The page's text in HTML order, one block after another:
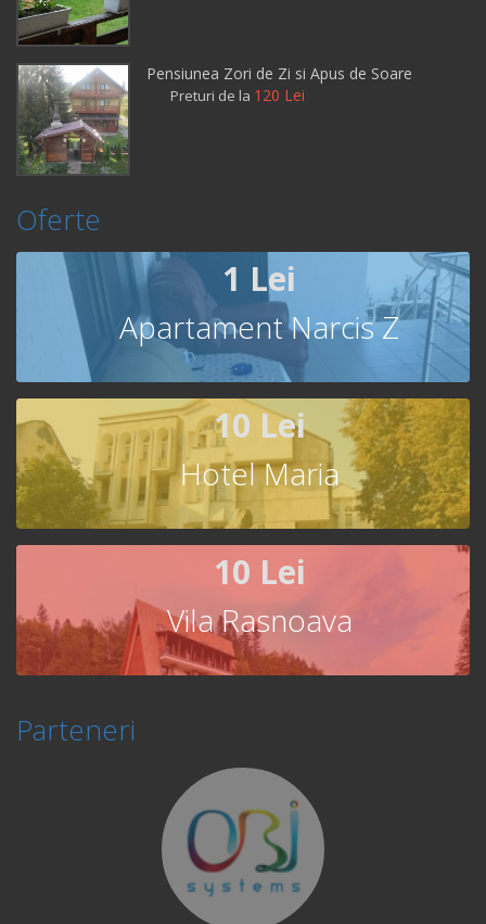
Pensiunea Zori de Zi si Apus de Soare
Preturi de la 120 Lei
Oferte
1 Lei
Apartament Narcis Z
10 Lei
Hotel Maria
10 Lei
Vila Rasnoava
Parteneri